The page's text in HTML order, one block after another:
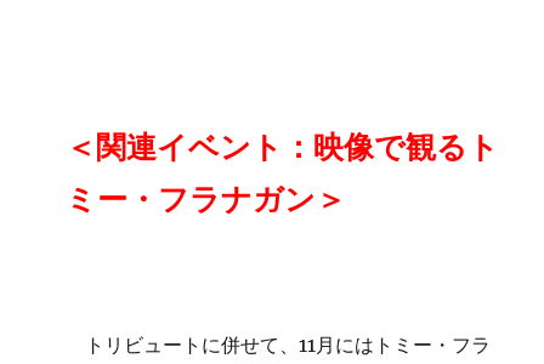
＜関連イベント：映像で観るト
ミー・フラナガン＞
トリビュートに併せて、11月にはトミー・フラ